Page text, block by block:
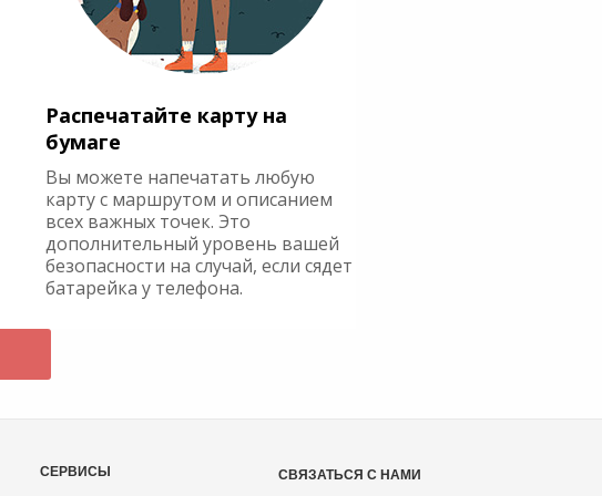
Распечатайте карту на
бумаге
Вы можете напечатать любую
карту с маршрутом и описанием
всех важных точек. Это
дополнительный уровень вашей
безопасности на случай, если сядет
батарейка у телефона.
СЕРВИСЫ СВЯЗАТЬСЯ С НАМИ